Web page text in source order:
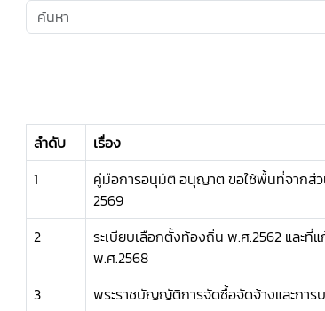
ลำดับ เรื่อง
1
คู่มือการอนุมัติ อนุญาต ขอใช้พื้นที่จากส่
2569
2
ระเบียบเลือกตั้งท้องถิ่น พ.ศ.2562 และที่
พ.ศ.2568
3 พระราชบัญญัติการจัดซื้อจัดจ้างและการ